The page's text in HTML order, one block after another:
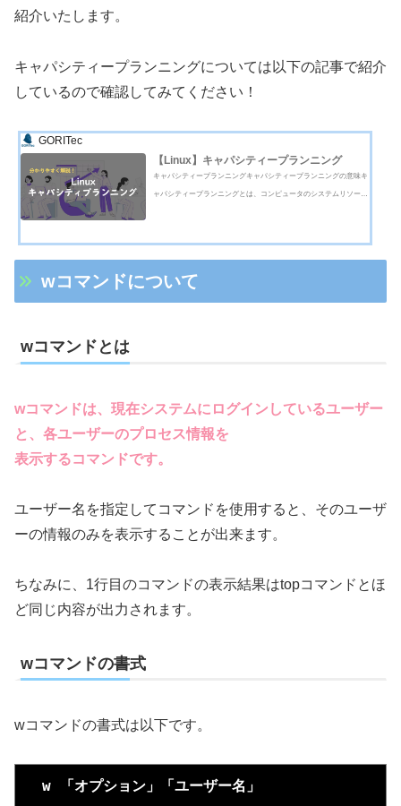
紹介いたします。
キャパシティープランニングについては以下の記事で紹介
しているので確認してみてください！
GORITec
【Linux】キャパシティープランニング
キャパシティープランニングキャパシティープランニングの意味キ
ャパシティープランニングとは、コンピュータのシステムリソース
プランニングが必要な理由キャ...
wコマンドについて
wコマンドとは
wコマンドは、現在システムにログインしているユーザー
と、各ユーザーのプロセス情報を
表示するコマンドです。
ユーザー名を指定してコマンドを使用すると、そのユーザ
ーの情報のみを表示することが出来ます。
ちなみに、1行目のコマンドの表示結果はtopコマンドとほ
ど同じ内容が出力されます。
wコマンドの書式
wコマンドの書式は以下です。
  w 「オプション」「ユーザー名」